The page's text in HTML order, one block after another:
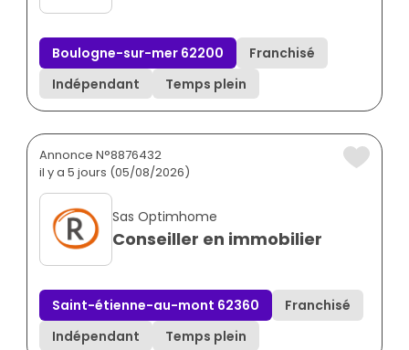
Boulogne-sur-mer 62200
Franchisé
Indépendant
Temps plein
Annonce N°8876432
il y a 5 jours (05/08/2026)
Sas Optimhome
Conseiller en immobilier
Saint-étienne-au-mont 62360
Franchisé
Indépendant
Temps plein